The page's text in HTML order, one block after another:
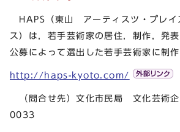
HAPS（東山 アーティスツ・プレイ
ス）は，若手芸術家の居住，制作，発
公募によって選出した若手芸術家に制作
http://haps-kyoto.com/
（問合せ先）文化市民局 文化芸術
0033